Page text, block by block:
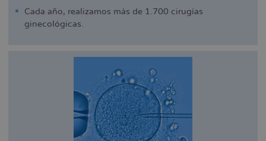
Cada año, realizamos más de 1.700 cirugías
ginecológicas.